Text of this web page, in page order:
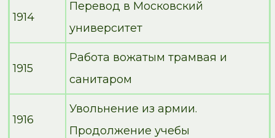
1914
Перевод в Московский
университет
1915
Работа вожатым трамвая и
санитаром
1916
Увольнение из армии.
Продолжение учебы